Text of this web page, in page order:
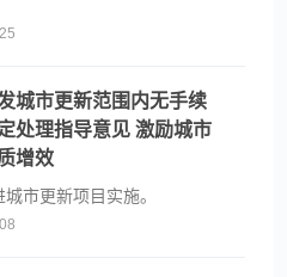
城市更新范围内无手续
处理指导意见 激励城市
增效
市更新项目实施。